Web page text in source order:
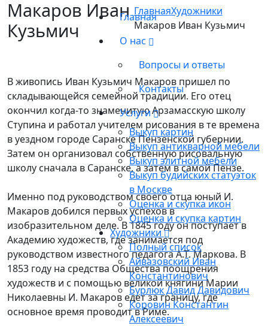
Главная
О нас
Вопросы и ответы
Контакты
Услуги
Выкуп картин
Выкуп антикварной мебели
Выкуп элитной мебели
Выкуп будийских статуэток
в Москве
Оценка и скупка икон
Оценка и скупка картин
Художники
Полный список
Айвазовский Иван
Константинович
Бурлюк Давид Давидович
Коровин Константин
Алексеевич
Макаров Иван
Кузьмич
ГлавнаяХудожники
Макаров Иван Кузьмич
В живопись Иван Кузьмич Макаров пришел по
складывающейся семейной традиции. Его отец
окончил когда-то знаменитую Арзамасскую школу
Ступина и работал учителем рисования в те времена
в уездном городе Саранске Пензенской губернии.
Затем он организовал собственную рисовальную
школу сначала в Саранске, а затем в самой Пензе.
Именно под руководством своего отца юный И.
Макаров добился первых успехов в
изобразительном деле. В 1845 году он поступает в
Академию художеств, где занимается под
руководством известного педагога А.Т. Маркова. В
1853 году на средства Общества поощрения
художеств и с помощью великой княгини Марии
Николаевны И. Макаров едет за границу, где
основное время проводит в Риме.